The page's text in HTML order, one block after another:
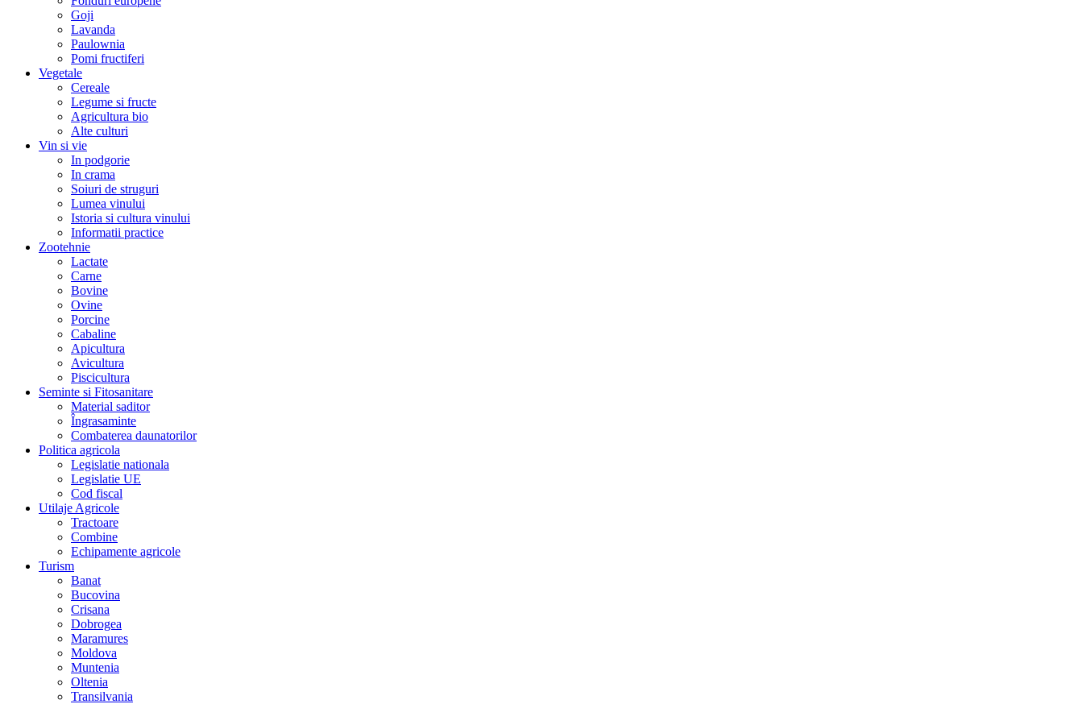
Goji
Lavanda
Paulownia
Pomi fructiferi
Vegetale
Cereale
Legume si fructe
Agricultura bio
Alte culturi
Vin si vie
In podgorie
In crama
Soiuri de struguri
Lumea vinului
Istoria si cultura vinului
Informatii practice
Zootehnie
Lactate
Carne
Bovine
Ovine
Porcine
Cabaline
Apicultura
Avicultura
Piscicultura
Seminte si Fitosanitare
Material saditor
Îngrasaminte
Combaterea daunatorilor
Politica agricola
Legislatie nationala
Legislatie UE
Cod fiscal
Utilaje Agricole
Tractoare
Combine
Echipamente agricole
Turism
Banat
Bucovina
Crisana
Dobrogea
Maramures
Moldova
Muntenia
Oltenia
Transilvania